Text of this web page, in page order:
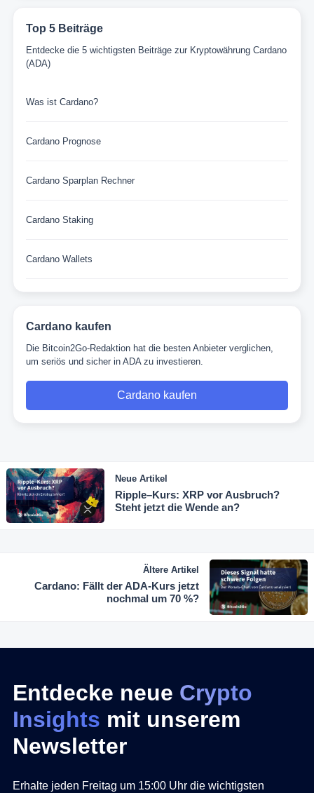
Top 5 Beiträge
Entdecke die 5 wichtigsten Beiträge zur Kryptowährung Cardano
(ADA)
Was ist Cardano?
Cardano Prognose
Cardano Sparplan Rechner
Cardano Staking
Cardano Wallets
Cardano kaufen
Die Bitcoin2Go-Redaktion hat die besten Anbieter verglichen,
um seriös und sicher in ADA zu investieren.
Cardano kaufen
Neue Artikel
Ripple–Kurs: XRP vor Ausbruch?
Steht jetzt die Wende an?
Ältere Artikel
Cardano: Fällt der ADA-Kurs jetzt
nochmal um 70 %?
Entdecke neue Crypto
Insights mit unserem
Newsletter
Erhalte jeden Freitag um 15:00 Uhr die wichtigsten